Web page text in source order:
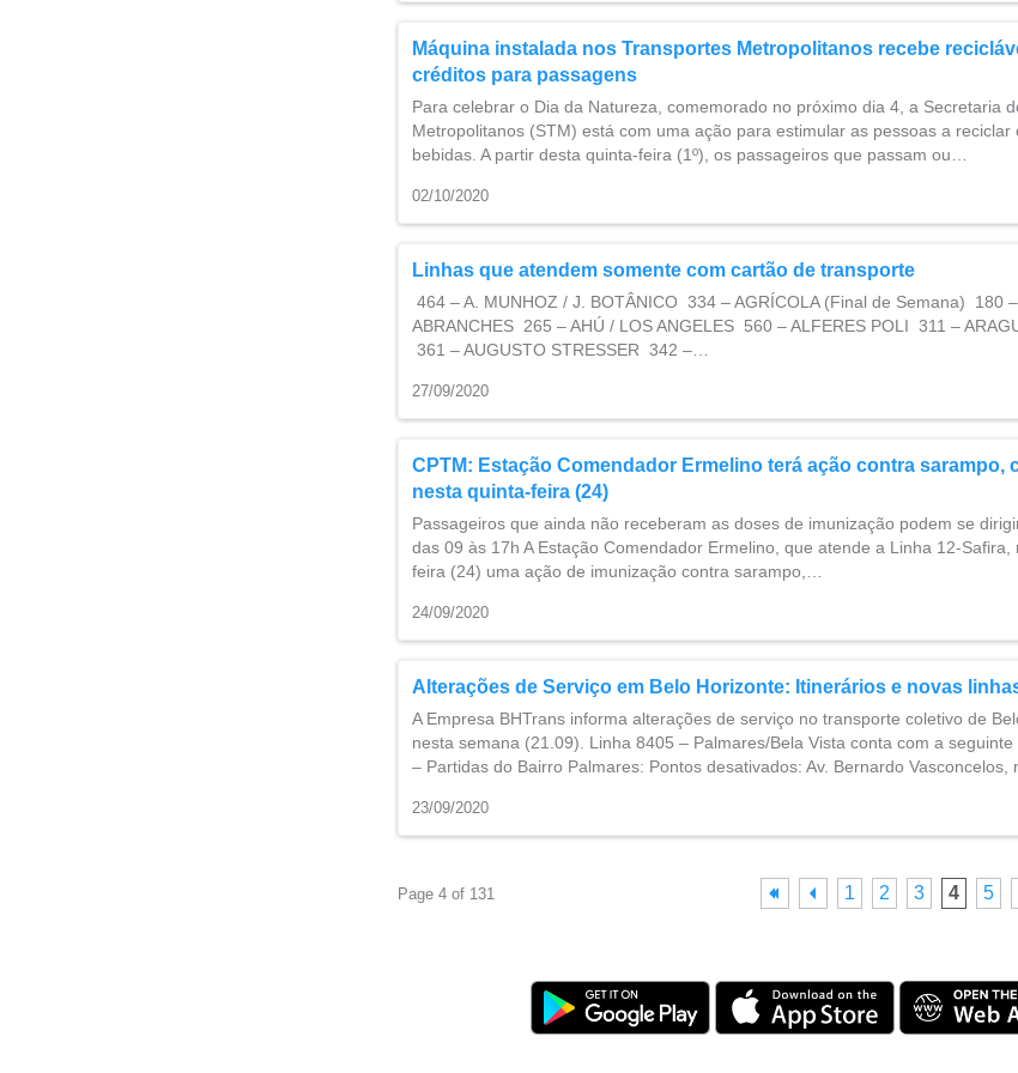
Máquina instalada nos Transportes Metropolitanos recebe
créditos para passagens
Para celebrar o Dia da Natureza, comemorado no próximo dia 4, a Secretaria
Metropolitanos (STM) está com uma ação para estimular as pessoas a reciclar
bebidas. A partir desta quinta-feira (1º), os passageiros que passam ou…
02/10/2020
Linhas que atendem somente com cartão de transporte
464 – A. MUNHOZ / J. BOTÂNICO 334 – AGRÍCOLA (Final de Semana) 180
ABRANCHES 265 – AHÚ / LOS ANGELES 560 – ALFERES POLI 311 –
361 – AUGUSTO STRESSER 342 –…
27/09/2020
CPTM: ​Estação Comendador Ermelino terá ação contra sarampo,
nesta quinta-feira (24)
Passageiros que ainda não receberam as doses de imunização podem se
das 09 às 17h A Estação Comendador Ermelino, que atende a Linha 12-Safira,
feira (24) uma ação de imunização contra sarampo,…
24/09/2020
Alterações de Serviço em Belo Horizonte: Itinerários e novas
A Empresa BHTrans informa alterações de serviço no transporte coletivo de
nesta semana (21.09). Linha 8405 – Palmares/Bela Vista conta com a
– Partidas do Bairro Palmares: Pontos desativados: Av. Bernardo Vasconcelos,
23/09/2020
Page 4 of 131 1 2 3 4 5